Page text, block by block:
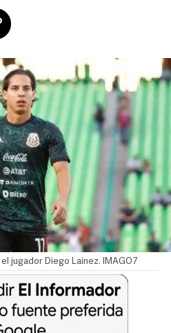
jugador Diego Lainez. IMAGO7